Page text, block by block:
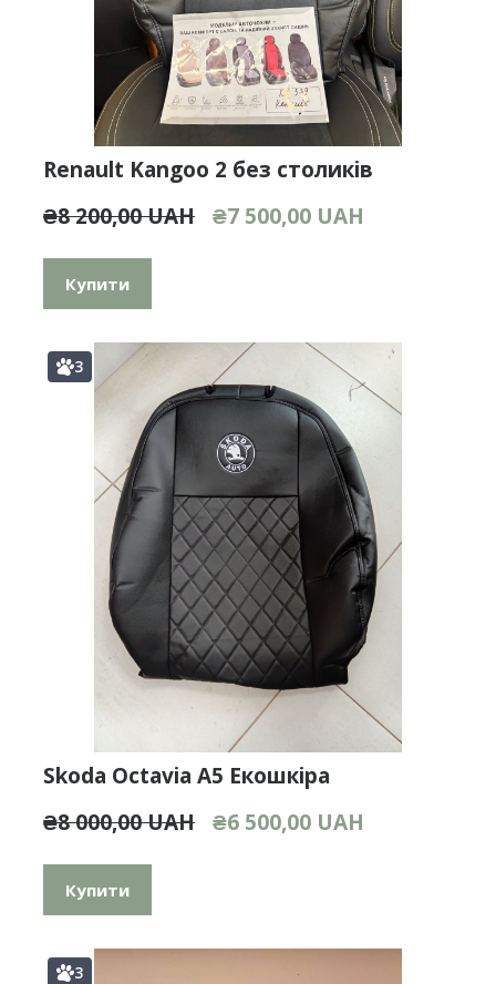
Renault Kangoo 2 без столиків
₴8 200,00 UAH
₴7 500,00 UAH
Купити
3
Skoda Octavia A5 Екошкіра
₴8 000,00 UAH
₴6 500,00 UAH
Купити
3